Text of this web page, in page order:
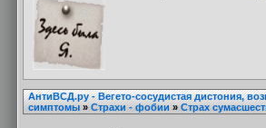
АнтиВСД.ру - Вегето-сосудистая дистония,
симптомы»Страхи - фобии»Страх